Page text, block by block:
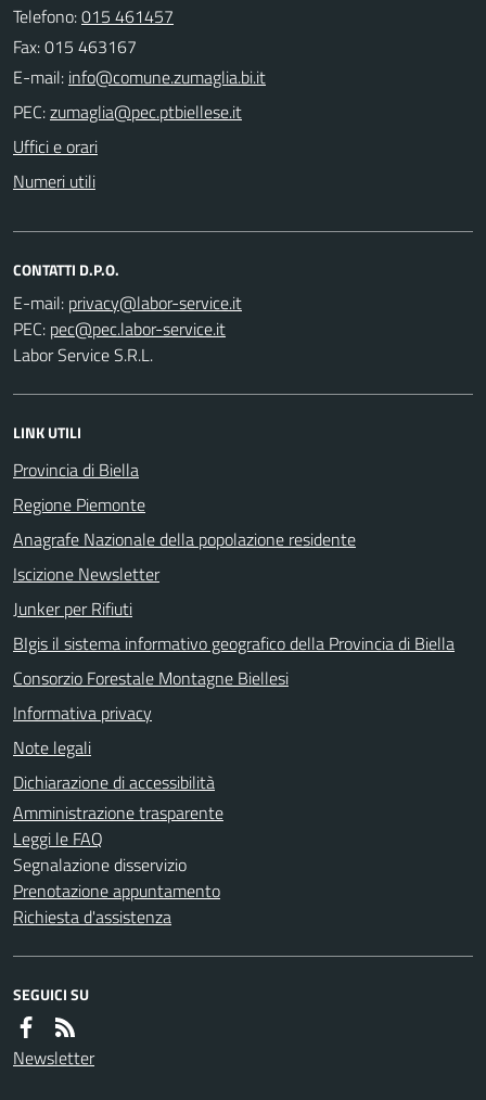
Telefono:015 461457
Fax: 015 463167
E-mail:
PEC:
Uffici e orari
Numeri utili
CONTATTI D.P.O.
E-mail:
PEC:
Labor Service S.R.L.
LINK UTILI
Provincia di Biella
Regione Piemonte
Anagrafe Nazionale della popolazione residente
Iscizione Newsletter
Junker per Rifiuti
BIgis il sistema informativo geografico della Provincia di Biella
Consorzio Forestale Montagne Biellesi
Informativa privacy
Note legali
Dichiarazione di accessibilità
Amministrazione trasparente
Leggi le FAQ
Segnalazione disservizio
Prenotazione appuntamento
Richiesta d'assistenza
SEGUICI SU
Newsletter